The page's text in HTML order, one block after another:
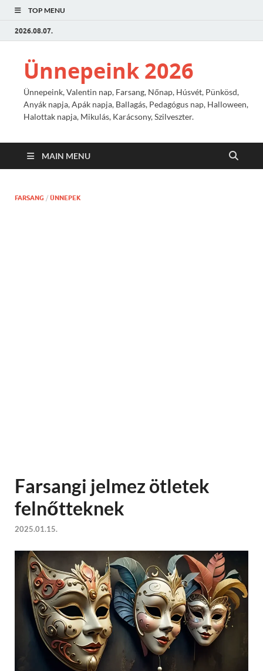
TOP MENU
2026.08.07.
Ünnepeink 2026
Ünnepeink, Valentin nap, Farsang, Nőnap, Húsvét, Pünkösd,
Anyák napja, Apák napja, Ballagás, Pedagógus nap, Halloween,
Halottak napja, Mikulás, Karácsony, Szilveszter.
MAIN MENU
FARSANG / ÜNNEPEK
Farsangi jelmez ötletek
felnőtteknek
2025.01.15.